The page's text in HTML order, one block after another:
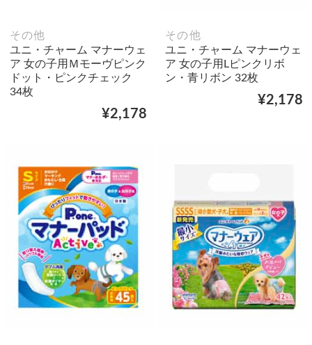
その他
ユニ・チャーム マナーウェ
ア 女の子用Ｍモーヴピンク
ドット・ピンクチェック
34枚
¥2,178
その他
ユニ・チャーム マナーウェ
ア 女の子用Lピンクリボ
ン・青リボン 32枚
¥2,178